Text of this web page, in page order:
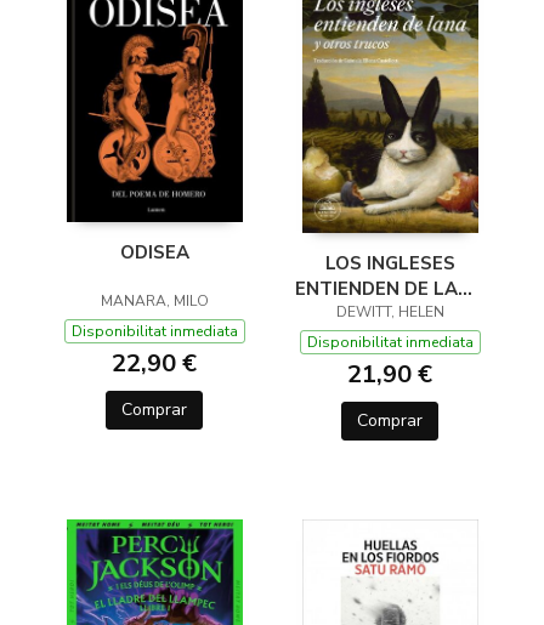
ODISEA
MANARA, MILO
Disponibilitat inmediata
22,90 €
Comprar
LOS INGLESES
ENTIENDEN DE LANA
(Y OTROS TRUCOS)
DEWITT, HELEN
Disponibilitat inmediata
21,90 €
Comprar